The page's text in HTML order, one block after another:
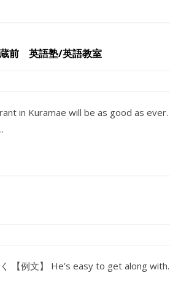
前 英語塾/英語教室
in Kuramae will be as good as ever.
【例文】 He’s easy to get along with.